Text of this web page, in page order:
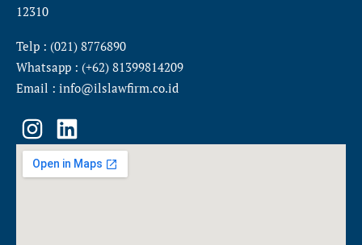
12310
Telp : (021) 8776890
Whatsapp : (+62) 81399814209
Email : info@ilslawfirm.co.id
I
n
s
L
i
n